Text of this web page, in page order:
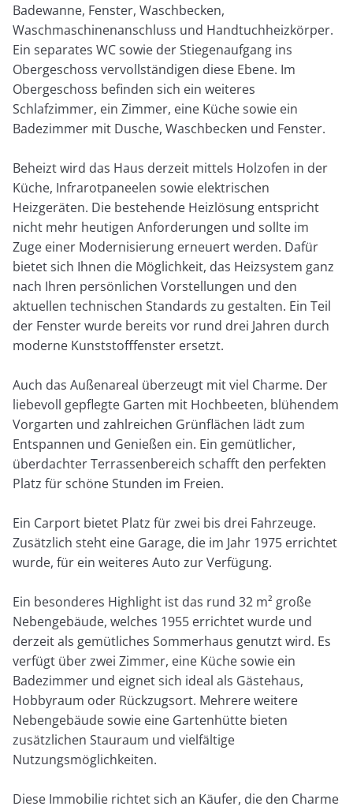
Badewanne, Fenster, Waschbecken,
Waschmaschinenanschluss und Handtuchheizkörper.
Ein separates WC sowie der Stiegenaufgang ins
Obergeschoss vervollständigen diese Ebene. Im
Obergeschoss befinden sich ein weiteres
Schlafzimmer, ein Zimmer, eine Küche sowie ein
Badezimmer mit Dusche, Waschbecken und Fenster.
Beheizt wird das Haus derzeit mittels Holzofen in der
Küche, Infrarotpaneelen sowie elektrischen
Heizgeräten. Die bestehende Heizlösung entspricht
nicht mehr heutigen Anforderungen und sollte im
Zuge einer Modernisierung erneuert werden. Dafür
bietet sich Ihnen die Möglichkeit, das Heizsystem ganz
nach Ihren persönlichen Vorstellungen und den
aktuellen technischen Standards zu gestalten. Ein Teil
der Fenster wurde bereits vor rund drei Jahren durch
moderne Kunststofffenster ersetzt.
Auch das Außenareal überzeugt mit viel Charme. Der
liebevoll gepflegte Garten mit Hochbeeten, blühendem
Vorgarten und zahlreichen Grünflächen lädt zum
Entspannen und Genießen ein. Ein gemütlicher,
überdachter Terrassenbereich schafft den perfekten
Platz für schöne Stunden im Freien.
Ein Carport bietet Platz für zwei bis drei Fahrzeuge.
Zusätzlich steht eine Garage, die im Jahr 1975 errichtet
wurde, für ein weiteres Auto zur Verfügung.
Ein besonderes Highlight ist das rund 32 m² große
Nebengebäude, welches 1955 errichtet wurde und
derzeit als gemütliches Sommerhaus genutzt wird. Es
verfügt über zwei Zimmer, eine Küche sowie ein
Badezimmer und eignet sich ideal als Gästehaus,
Hobbyraum oder Rückzugsort. Mehrere weitere
Nebengebäude sowie eine Gartenhütte bieten
zusätzlichen Stauraum und vielfältige
Nutzungsmöglichkeiten.
Diese Immobilie richtet sich an Käufer, die den Charme